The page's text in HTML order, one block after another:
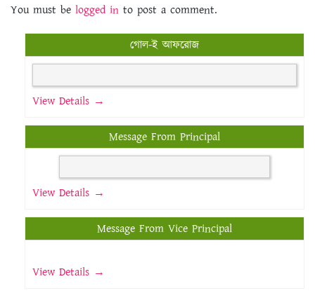
You must be logged in to post a comment.
গোল-ই আফরোজ
View Details →
Message From Principal
View Details →
Message From Vice Principal
View Details →